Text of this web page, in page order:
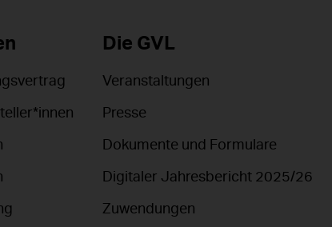
Die GVL
Veranstaltungen
Presse
Dokumente und Formulare
Digitaler Jahresbericht 2025/26
Zuwendungen